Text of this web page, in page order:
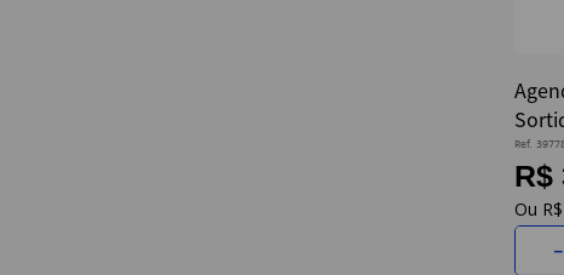
Ref.
R$
R$
－